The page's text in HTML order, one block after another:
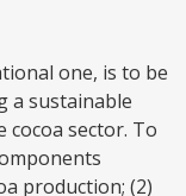
one, is to be
a sustainable
sector. To
production; (2)